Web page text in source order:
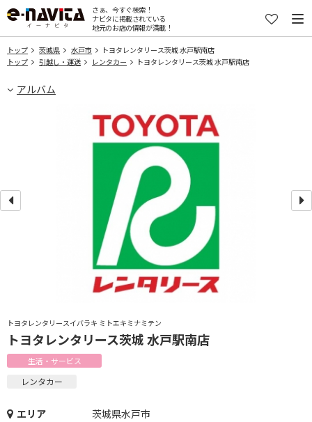
さぁ、今すぐ検索！
ナビタに掲載されている
地元のお店の情報が満載！
トップ 茨城県 水戸市
トヨタレンタリース茨城 水戸駅南店
トップ
引越し・運送 レンタカー トヨタレンタリース茨城 水戸駅南店
アルバム
トヨタレンタリースイバラキ ミトエキミナミテン
トヨタレンタリース茨城 水戸駅南店
生活・サービス
レンタカー
エリア
茨城県水戸市